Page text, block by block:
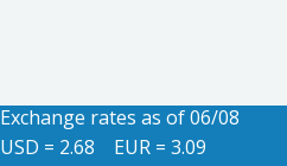
Exchange rates as of 06/08
USD = 2.68
EUR = 3.09